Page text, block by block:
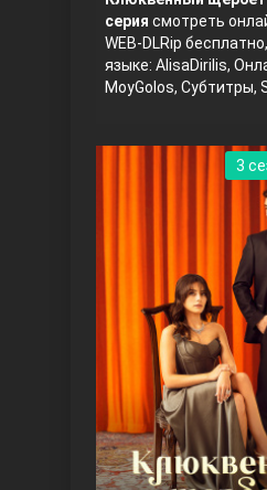
Ветреный холм
серия смотреть
WEB-DLRip
языке: AlisaDirilis,
MoyGolos, Субтитры,
3